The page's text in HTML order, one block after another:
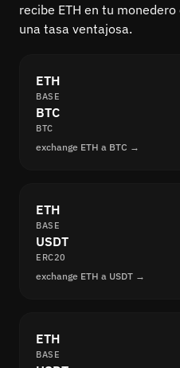
recibe ETH en tu
una tasa ventajosa.
ETH
BASE
BTC
BTC
exchange ETH a BTC →
ETH
BASE
USDT
ERC20
exchange ETH a USDT →
ETH
BASE